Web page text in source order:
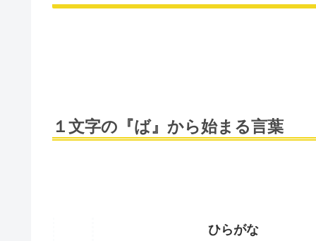
１文字の『ば』から始まる言葉
ひらがな